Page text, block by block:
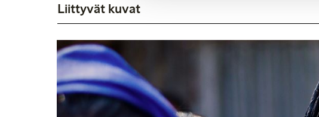
Liittyvät kuvat